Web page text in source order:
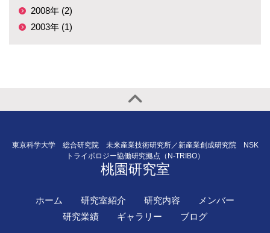
2008年 (2)
2003年 (1)
東京科学大学 総合研究院 未来産業技術研究所／新産業創成研究院 NSK
トライボロジー協働研究拠点（N-TRIBO）
桃園研究室
ホーム 研究室紹介 研究内容
メンバー
研究業績
ギャラリー ブログ